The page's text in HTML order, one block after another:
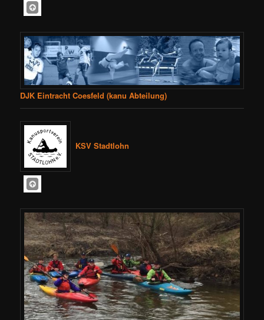
DJK Eintracht Coesfeld (kanu Abteilung)
KSV Stadtlohn